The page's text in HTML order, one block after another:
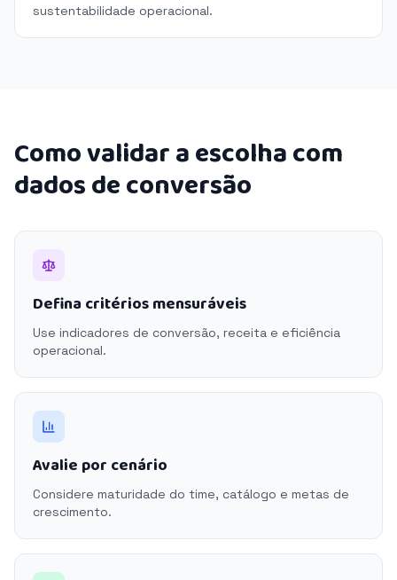
sustentabilidade operacional.
Como validar a escolha com
dados de conversão
Defina critérios mensuráveis
Use indicadores de conversão, receita e eficiência
operacional.
Avalie por cenário
Considere maturidade do time, catálogo e metas de
crescimento.